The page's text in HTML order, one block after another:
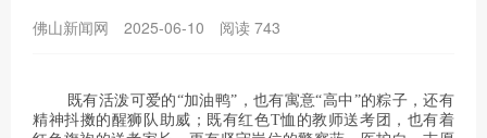
佛山新闻网 2025-06-10 阅读 743
既有活泼可爱的“加油鸭”，也有寓意“高中”的粽子，还有
精神抖擞的醒狮队助威；既有红色T恤的教师送考团，也有着